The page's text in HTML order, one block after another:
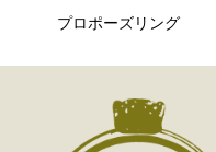
プロポーズリング